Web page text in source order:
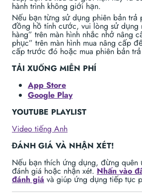
hành trình không giới hạn.
Nếu bạn từng sử dụng phiên bản trả
đồng hồ tính cước, vui lòng sử dụng
hàng” trên màn hình nhắc nhở nâng
phục” trên màn hình mua nâng cấp
cấp trước đó hoặc mua phiên bản
TẢI XUỐNG MIỄN PHÍ
App Store
Google Play
YOUTUBE PLAYLIST
Video tiếng Anh
ĐÁNH GIÁ VÀ NHẬN XÉT!
Nếu bạn thích ứng dụng, đừng quên
đánh giá hoặc nhận xét.Nhấn vào
đánh giá và giúp ứng dụng tiếp tục